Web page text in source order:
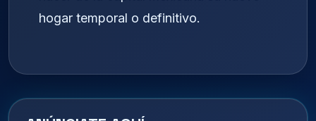
hogar temporal o definitivo.